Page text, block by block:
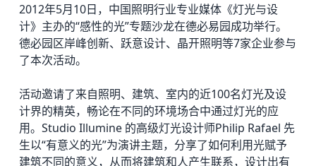
2012年5月10日，中国照明行业专业媒体《灯光与设
计》主办的“感性的光”专题沙龙在德必易园成功举行。
德必园区岸峰创新、跃意设计、晶开照明等7家企业参与
了本次活动。
活动邀请了来自照明、建筑、室内的近100名灯光及设
计界的精英，畅论在不同的环境场合中通过灯光的应
用。Studio Illumine 的高级灯光设计师Philip Rafael 先
生以“有意义的光”为演讲主题，分享了如何利用光赋予
建筑不同的意义，从而将建筑和人产生联系，设计出有